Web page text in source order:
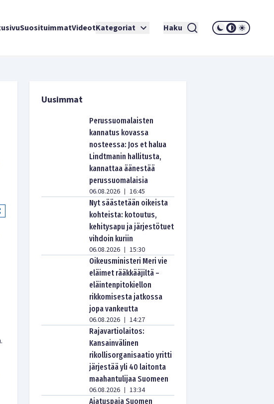
SuosituimmatVideotKategoriat Haku
Uusimmat
Perussuomalaisten
kannatus kovassa
nosteessa: Jos et halua
Lindtmanin hallitusta,
kannattaa äänestää
perussuomalaisia
06.08.2026 | 16:45
Nyt säästetään oikeista
kohteista: kotoutus,
kehitysapu ja järjestötuet
vihdoin kuriin
06.08.2026 | 15:30
Oikeusministeri Meri vie
eläimet rääkkääjiltä –
eläintenpitokiellon
rikkomisesta jatkossa
jopa vankeutta
06.08.2026 | 14:27
Rajavartiolaitos:
Kansainvälinen
rikollisorganisaatio yritti
järjestää yli 40 laitonta
maahantulijaa Suomeen
06.08.2026 | 13:34
Ajatuspaja Suomen